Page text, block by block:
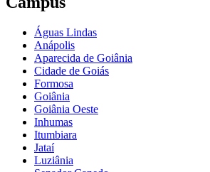
Águas Lindas
Anápolis
Aparecida de Goiânia
Cidade de Goiás
Formosa
Goiânia
Goiânia Oeste
Inhumas
Itumbiara
Jataí
Luziânia